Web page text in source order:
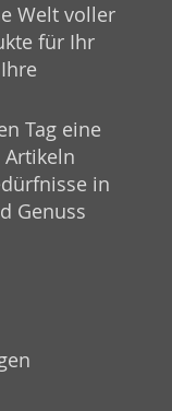
Welt voller
für Ihr
Tag eine
in
Genuss